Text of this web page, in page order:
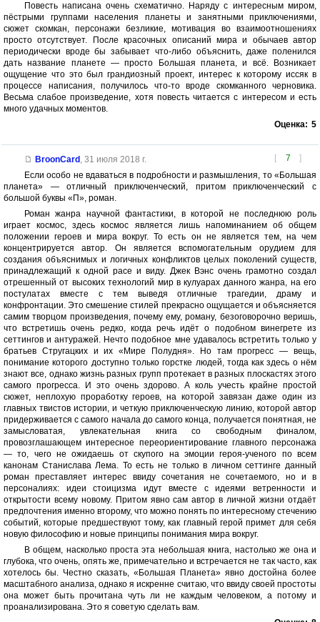
Повесть написана очень схематично. Наряду с интересным миром,
пёстрыми группами населения планеты и занятными приключениями,
сюжет скомкан, персонажи безликие, мотивация во взаимоотношениях
просто отсутствует. После красочных описаний мира и обычаев автор
периодически вроде бы забывает что-либо объяснить, даже поленился
дать название планете — просто Большая планета, и всё. Возникает
ощущение что это был грандиозный проект, интерес к которому иссяк в
процессе написания, получилось что-то вроде скомканного черновика.
Весьма слабое произведение, хотя повесть читается с интересом и есть
много удачных моментов.
Оценка: 5
[ 7 ]
BroonCard , 31 июля 2018 г.
Если особо не вдаваться в подробности и размышления, то «Большая
планета» — отличный приключенческий, притом приключенческий с
большой буквы «П», роман.
Роман жанра научной фантастики, в которой не последнюю роль
играет космос, здесь космос является лишь напоминанием об общем
положении героев и мира вокруг. То есть он не является тем, на чем
концентрируется автор. Он является вспомогательным орудием для
создания объяснимых и логичных конфликтов целых поколений существ,
принадлежащий к одной расе и виду. Джек Вэнс очень грамотно создал
отрешенный от высоких технологий мир в кулуарах данного жанра, на его
постулатах вместе с тем выведя отличные трагедии, драму и
конфронтации. Это смешение стилей прекрасно ощущается и объясняется
самим творцом произведения, почему ему, роману, безоговорочно веришь,
что встретишь очень редко, когда речь идёт о подобном винегрете из
сеттингов и антуражей. Нечто подобное мне удавалось встретить только у
братьев Стругацких и их «Мире Полудня». Но там прогресс — вещь,
понимание которого доступно только горстке людей, тогда как здесь о нём
знают все, однако жизнь разных групп протекает в разных плоскастях этого
самого прогресса. И это очень здорово. А коль учесть крайне простой
сюжет, неплохую проработку героев, на которой завязан даже один из
главных твистов истории, и четкую приключенческую линию, которой автор
придерживается с самого начала до самого конца, получается понятная, не
замысловатая, увлекательная книга со свободным финалом,
провозглашающем интересное переориентирование главного персонажа
— то, чего не ожидаешь от скупого на эмоции героя-ученого по всем
канонам Станислава Лема. То есть не только в личном сеттинге данный
роман преставляет интерес ввиду сочетания не сочетаемого, но и в
персоналиях: идеи стоицизма идут вместе с идеями ветренности и
открытости всему новому. Притом явно сам автор в личной жизни отдаёт
предпочтения именно второму, что можно понять по интересному стечению
событий, которые предшествуют тому, как главный герой примет для себя
новую философию и новые принципы понимания мира вокруг.
В общем, насколько проста эта небольшая книга, настолько же она и
глубока, что очень, опять же, примечательно и встречается не так часто, как
хотелось бы. Честно сказать, «Большая Планета» явно достойна более
масштабного анализа, однако я искренне считаю, что ввиду своей простоты
она может быть прочитана чуть ли не каждым человеком, а потому и
проанализирована. Это я советую сделать вам.